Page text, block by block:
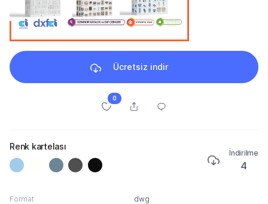
Ücretsiz indir
0
Renk kartelası
İndirilme
4
Format
dwg